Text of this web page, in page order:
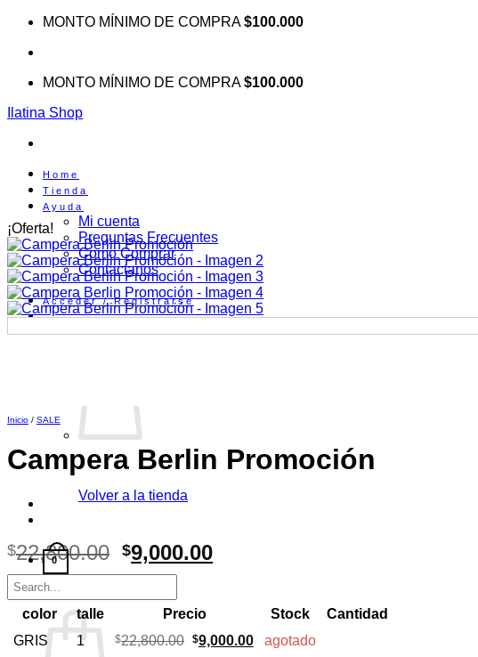
Saltar
contenido
MONTO MÍNIMO DE COMPRA$100.000
MONTO MÍNIMO DE COMPRA$100.000
Ilatina Shop
Home
Tienda
Ayuda
Mi cuenta
Preguntas Frecuentes
Como Comprar
Contactanos
Acceder / Registrarse
0
Volver a la tienda
0
Carrito
¡Oferta!
Inicio / SALE
Campera Berlin Promoción
$22,800.00 El
precio
original
$22,800.00.
$9,000.00El
$9,000.00.
color talle Precio Stock
Cantidad
GRIS
1 $22,800.00 El
$9,000.00Elagotado